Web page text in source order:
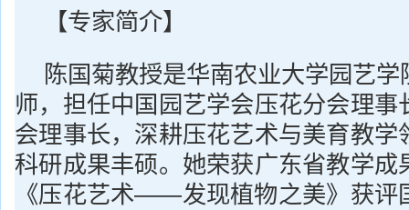
【专家简介】
陈国菊教授是华南农业大学园艺
师，担任中国园艺学会压花分会理事
会理事长，深耕压花艺术与美育教学
科研成果丰硕。她荣获广东省教学成
《压花艺术——发现植物之美》获评